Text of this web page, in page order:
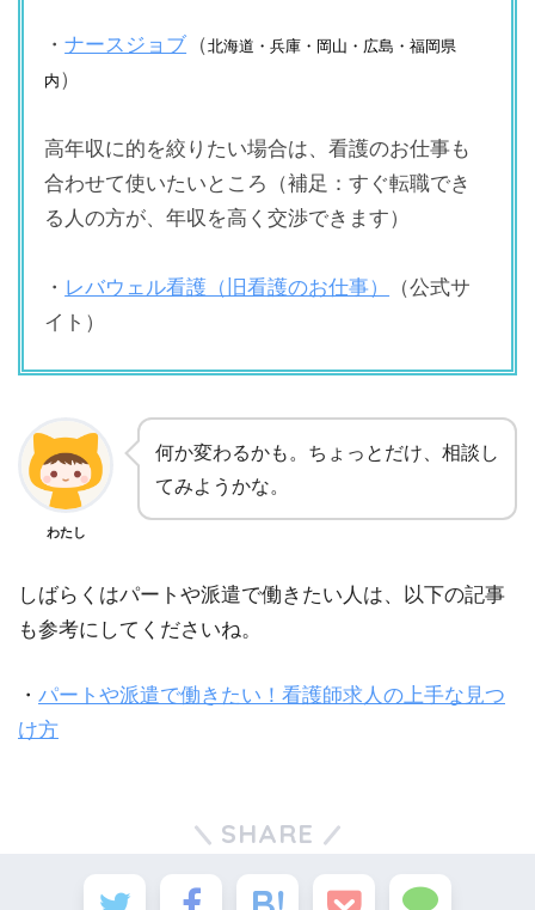
・ナースジョブ （北海道・兵庫・岡山・広島・福岡県
内 ）
高年収に的を絞りたい場合は、看護のお仕事も
合わせて使いたいところ（補足：すぐ転職でき
る人の方が、年収を高く交渉できます）
・ レバウェル看護（旧看護のお仕事）
（公式サ
イト）
わたし
何か変わるかも。ちょっとだけ、相談し
てみようかな。
しばらくはパートや派遣で働きたい人は、以下の記事
も参考にしてくださいね。
・ パートや派遣で働きたい！看護師求人の上手な見つ
け方
SHARE